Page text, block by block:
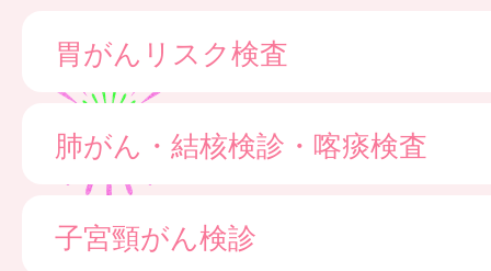
胃がんリスク検査
肺がん・結核検診・喀痰検査
子宮頸がん検診